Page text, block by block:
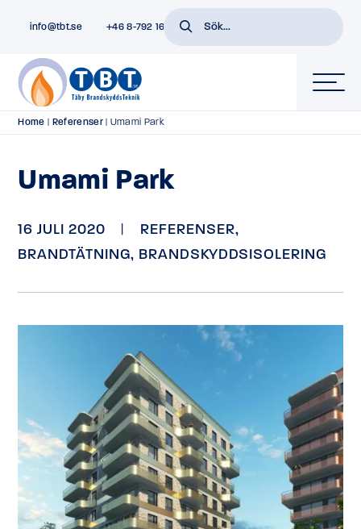
info@tbt.se +46 8-792 16 01
Home Referenser| Umami Park
Umami Park
16 JULI 2020 REFERENSER,
BRANDTÄTNING, BRANDSKYDDSISOLERING